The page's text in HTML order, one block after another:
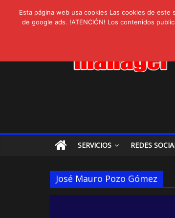
lunes, agosto 3, 2026 Novedades:
SERVICIOS REDES
José Mauro Pozo Gómez
Esta página web usa cookies Las cookies de
de google ads. !ATENCIÓN! Los contenidos